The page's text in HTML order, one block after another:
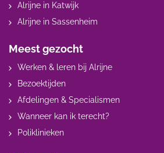
Alrijne in Katwijk
Alrijne in Sassenheim
Meest gezocht
Werken & leren bij Alrijne
Bezoektijden
Afdelingen & Specialismen
Wanneer kan ik terecht?
Poliklinieken